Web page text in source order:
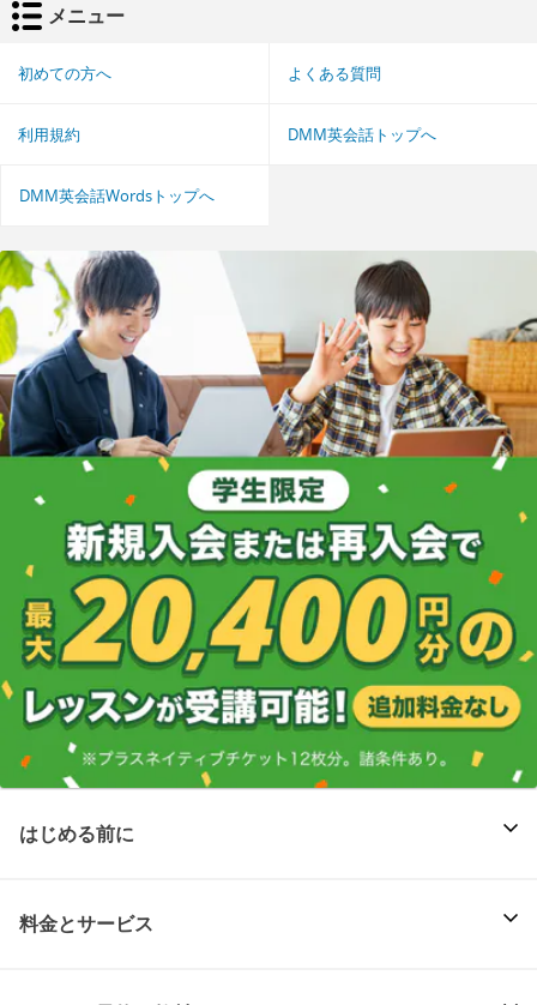
メニュー
初めての方へ よくある質問
利用規約 DMM英会話トップへ
DMM英会話Wordsトップへ
はじめる前に
料金とサービス